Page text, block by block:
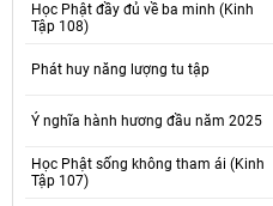
Học Phật đầy đủ về ba minh (Kinh
Tập 108)
Phát huy năng lượng tu tập
Ý nghĩa hành hương đầu năm 2025
Học Phật sống không tham ái (Kinh
Tập 107)